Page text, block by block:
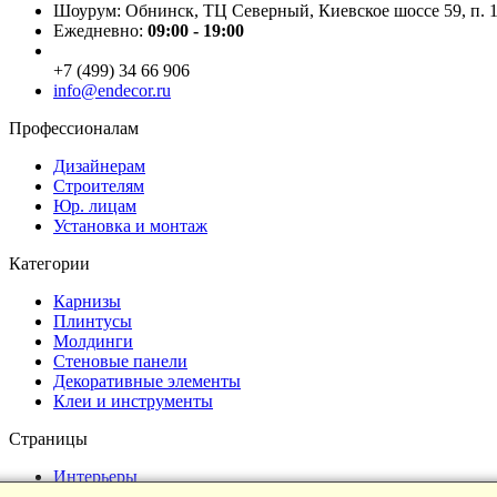
Шоурум: Обнинск, ТЦ Северный, Киевское шоссе 59, п.
Ежедневно: 09:00 - 19:00
+7 (499) 34 66 906
info@endecor.ru
Профессионалам
Дизайнерам
Строителям
Юр. лицам
Установка и монтаж
Категории
Карнизы
Плинтусы
Молдинги
Стеновые панели
Декоративные элементы
Клеи и инструменты
Страницы
Интерьеры